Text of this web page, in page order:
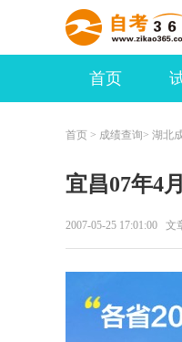
首页
首页 > 成绩查询> 湖北
宜昌07年4
2007-05-25 17:01:00